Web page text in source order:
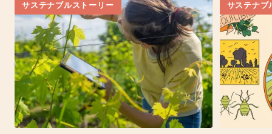
サステナブルストーリー サステナブ